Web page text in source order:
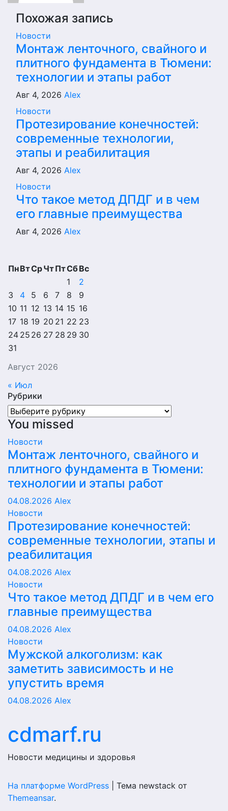
Похожая запись
Новости
Монтаж ленточного, свайного и
плитного фундамента в Тюмени:
технологии и этапы работ
Авг 4, 2026 Alex
Новости
Протезирование конечностей:
современные технологии,
этапы и реабилитация
Авг 4, 2026 Alex
Новости
Что такое метод ДПДГ и в чем
его главные преимущества
Авг 4, 2026 Alex
Август 2026
ПнВтСрЧтПтСбВс
1
2
3
4 5 6 7 8
9
10 11 12 13 14 15 16
17 18 19 20 21 22 23
24 25 26 27 28 29 30
31
« Июл
Рубрики
Рубрики
You missed
Новости
Монтаж ленточного, свайного и
плитного фундамента в Тюмени:
технологии и этапы работ
04.08.2026 Alex
Новости
Протезирование конечностей:
современные технологии, этапы и
реабилитация
04.08.2026 Alex
Новости
Что такое метод ДПДГ и в чем его
главные преимущества
04.08.2026 Alex
Новости
Мужской алкоголизм: как
заметить зависимость и не
упустить время
04.08.2026 Alex
cdmarf.ru
Новости медицины и здоровья
На платформе WordPress
Тема newstack от
Themeansar.